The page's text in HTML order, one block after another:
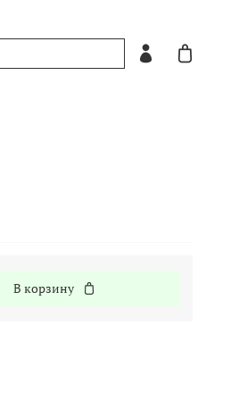
В корзину